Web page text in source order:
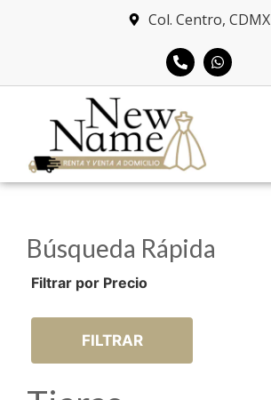
Col. Centro, CDMX
Búsqueda Rápida
Filtrar por Precio
$2,001.00-$3,000.00
3,001.00-$
FILTRAR